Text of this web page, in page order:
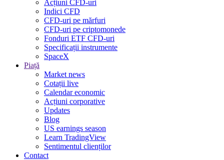
Acțiuni CFD-uri
Indici CFD
CFD-uri pe mărfuri
CFD-uri pe criptomonede
Fonduri ETF CFD-uri
Specificații instrumente
SpaceX
Piață
Market news
Cotații live
Calendar economic
Acțiuni corporative
Updates
Blog
US earnings season
Learn TradingView
Sentimentul clienților
Contact